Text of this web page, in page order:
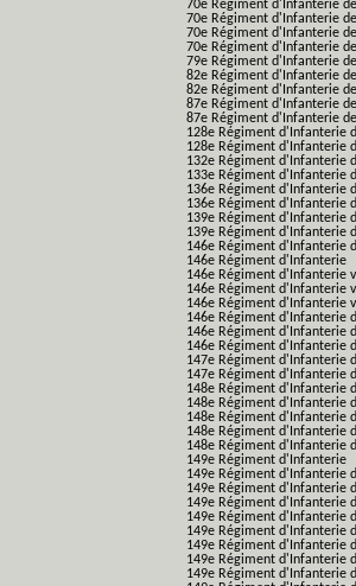
70e Régiment d'Infanterie
70e Régiment d'Infanterie
70e Régiment d'Infanterie
70e Régiment d'Infanterie
79e Régiment d'Infanterie
82e Régiment d'Infanterie
82e Régiment d'Infanterie
87e Régiment d'Infanterie
87e Régiment d'Infanterie
128e Régiment d'Infanterie
128e Régiment d'Infanterie
132e Régiment d'Infanterie
133e Régiment d'Infanterie
136e Régiment d'Infanterie
136e Régiment d'Infanterie
139e Régiment d'Infanterie
139e Régiment d'Infanterie
146e Régiment d'Infanterie
146e Régiment d'Infanterie
146e Régiment d'Infanterie
146e Régiment d'Infanterie
146e Régiment d'Infanterie
146e Régiment d'Infanterie
146e Régiment d'Infanterie
146e Régiment d'Infanterie
147e Régiment d'Infanterie
147e Régiment d'Infanterie
148e Régiment d'Infanterie
148e Régiment d'Infanterie
148e Régiment d'Infanterie
148e Régiment d'Infanterie
148e Régiment d'Infanterie
149e Régiment d'Infanterie
149e Régiment d'Infanterie
149e Régiment d'Infanterie
149e Régiment d'Infanterie
149e Régiment d'Infanterie
149e Régiment d'Infanterie
149e Régiment d'Infanterie
149e Régiment d'Infanterie
149e Régiment d'Infanterie